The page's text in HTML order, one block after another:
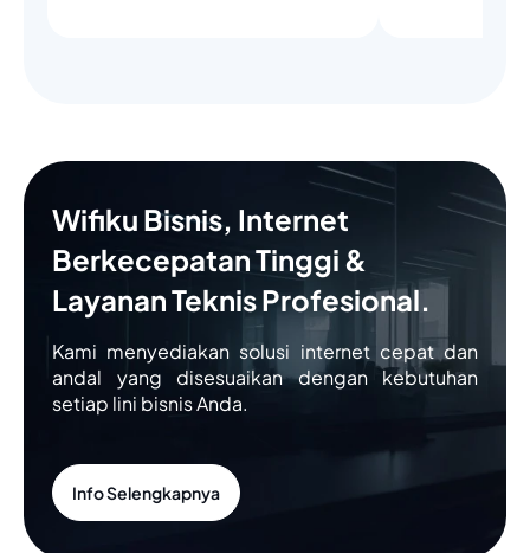
Wifiku Bisnis, Internet
Berkecepatan Tinggi &
Layanan Teknis Profesional.
Kami menyediakan solusi internet cepat dan
andal yang disesuaikan dengan kebutuhan
setiap lini bisnis Anda.
Info Selengkapnya